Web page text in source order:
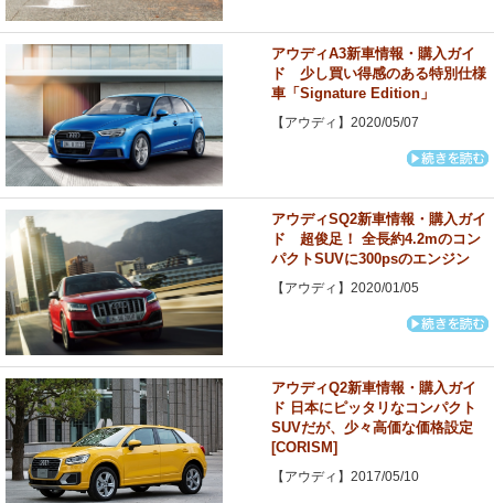
アウディA3新車情報・購入ガイ
ド 少し買い得感のある特別仕様
車「Signature Edition」
【アウディ】2020/05/07
アウディSQ2新車情報・購入ガイ
ド 超俊足！ 全長約4.2mのコン
パクトSUVに300psのエンジン
【アウディ】2020/01/05
アウディQ2新車情報・購入ガイ
ド 日本にピッタリなコンパクト
SUVだが、少々高価な価格設定
[CORISM]
【アウディ】2017/05/10